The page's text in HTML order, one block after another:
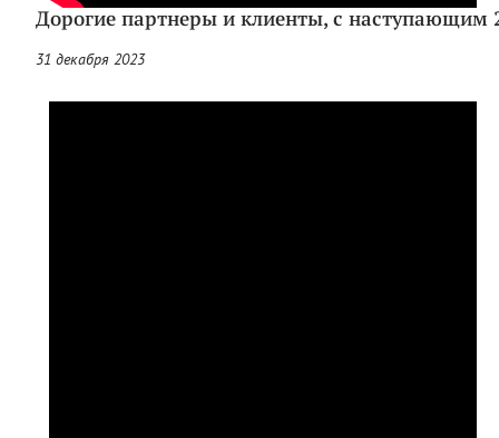
Дорогие партнеры и клиенты, с наступающим
31 декабря 2023